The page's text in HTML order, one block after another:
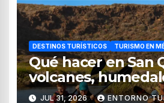
DESTINOS TURÍSTICOS TURISMO EN
Qué hacer en San
volcanes,
sabores del mar
JUL 31, 2026 ENTORNO